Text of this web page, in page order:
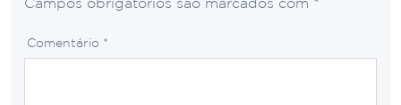
Campos obrigatórios são marcados com *
Comentário *